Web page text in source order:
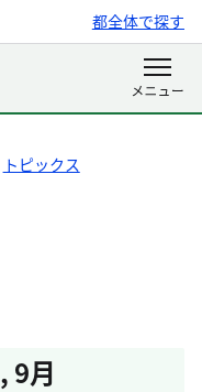
都全体で探す
トピックス
, 9月